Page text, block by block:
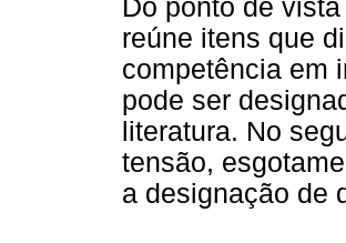
Do ponto de
reúne itens que
competência em
pode ser
literatura. No
tensão,
a designação de